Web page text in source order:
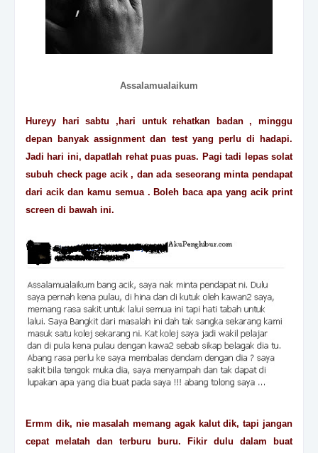
Assalamualaikum
Hureyy hari sabtu ,hari untuk rehatkan badan , minggu
depan banyak assignment dan test yang perlu di hadapi.
Jadi hari ini, dapatlah rehat puas puas. Pagi tadi lepas solat
subuh check page acik , dan ada seseorang minta pendapat
dari acik dan kamu semua . Boleh baca apa yang acik print
screen di bawah ini.
Ermm dik, nie masalah memang agak kalut dik, tapi jangan
cepat melatah dan terburu buru. Fikir dulu dalam buat